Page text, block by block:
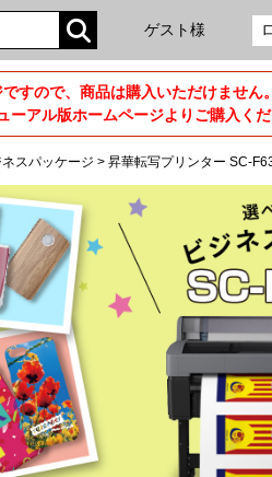
ゲスト様
すので、商品は購入いただけません
ーアル版ホームページよりご購入く
ネスパッケージ >昇華転写プリンター SC-